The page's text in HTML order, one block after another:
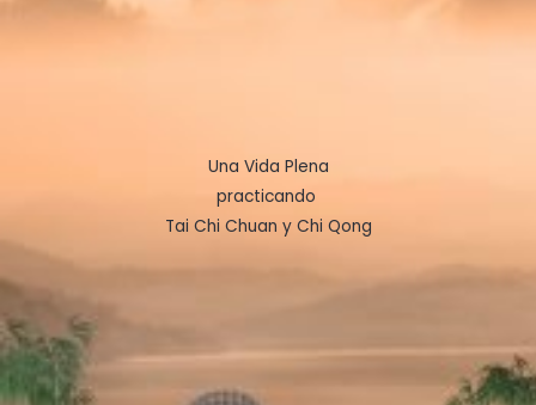
Una Vida Plena
practicando
Tai Chi Chuan y Chi Qong